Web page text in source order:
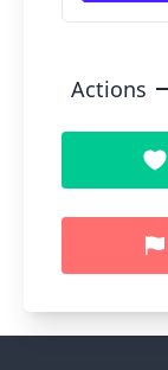
Actions